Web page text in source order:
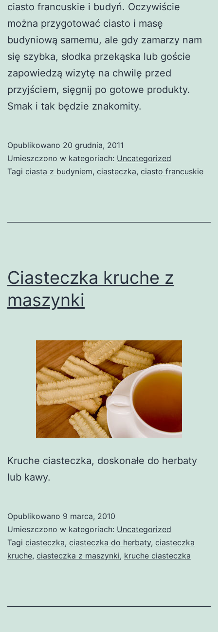
ciasto francuskie i budyń. Oczywiście
można przygotować ciasto i masę
budyniową samemu, ale gdy zamarzy nam
się szybka, słodka przekąska lub goście
zapowiedzą wizytę na chwilę przed
przyjściem, sięgnij po gotowe produkty.
Smak i tak będzie znakomity.
Opublikowano 20 grudnia, 2011
Umieszczono w kategoriach: Uncategorized
Tagi ciasta z budyniem, ciasteczka, ciasto francuskie
Ciasteczka kruche z
maszynki
Kruche ciasteczka, doskonałe do herbaty
lub kawy.
Opublikowano 9 marca, 2010
Umieszczono w kategoriach: Uncategorized
Tagi ciasteczka, ciasteczka do herbaty, ciasteczka
kruche, ciasteczka z maszynki, kruche ciasteczka